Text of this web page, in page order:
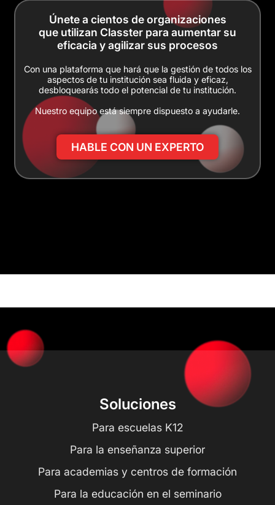
Únete a cientos de organizaciones
que utilizan Classter para aumentar su
eficacia y agilizar sus procesos
Con una plataforma que hará que la gestión de todos los
aspectos de tu institución sea fluida y eficaz,
desbloquearás todo el potencial de tu institución.
Nuestro equipo está siempre dispuesto a ayudarle.
HABLE CON UN EXPERTO
Soluciones
Para escuelas K12
Para la enseñanza superior
Para academias y centros de formación
Para la educación en el seminario